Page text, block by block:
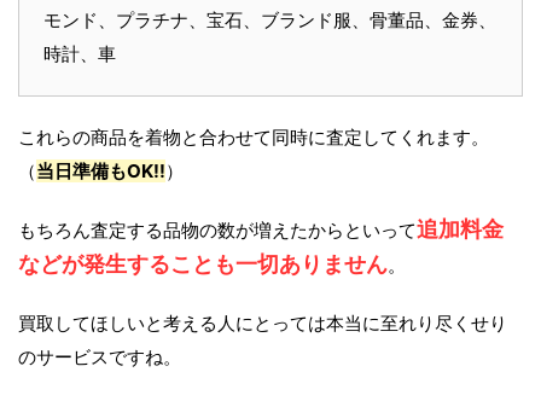
モンド、プラチナ、宝石、ブランド服、骨董品、金券、
時計、車
これらの商品を着物と合わせて同時に査定してくれます。
（当日準備もOK!!）
もちろん査定する品物の数が増えたからといって追加料金
などが発生することも一切ありません。
買取してほしいと考える人にとっては本当に至れり尽くせり
のサービスですね。